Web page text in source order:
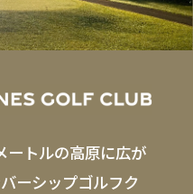
トルの高原に広が
ーシップゴルフク